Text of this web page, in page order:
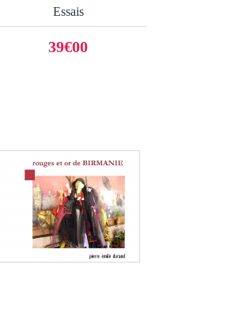
Essais
39€00